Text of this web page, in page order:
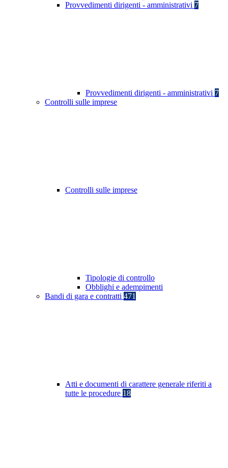
Provvedimenti dirigenti - amministrativi 7
Provvedimenti dirigenti - amministrativi 7
Controlli sulle imprese
Controlli sulle imprese
Tipologie di controllo
Obblighi e adempimenti
Bandi di gara e contratti 471
Atti e documenti di carattere generale riferiti a
tutte le procedure 18